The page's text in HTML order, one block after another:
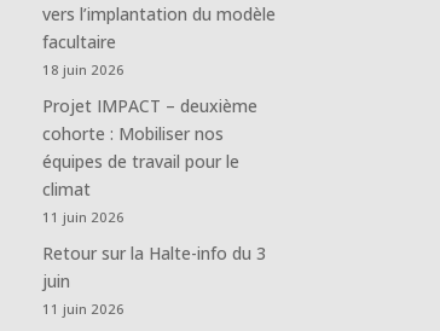
vers l’implantation du modèle
facultaire
18 juin 2026
Projet IMPACT – deuxième
cohorte : Mobiliser nos
équipes de travail pour le
climat
11 juin 2026
Retour sur la Halte-info du 3
juin
11 juin 2026